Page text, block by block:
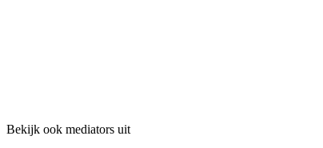
Bekijk ook mediators uit